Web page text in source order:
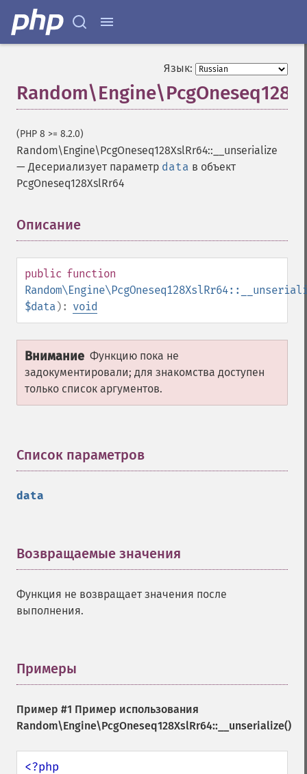
Язык:
(PHP 8 >= 8.2.0)
Random\Engine\PcgOneseq128XslRr64::__unserialize
—Десериализует параметр data в объект
PcgOneseq128XslRr64
Описание
public function
$data): void
Внимание Функцию пока не
задокументировали; для знакомства доступен
только список аргументов.
Список параметров
data
Возвращаемые значения
Функция не возвращает значения после
выполнения.
Примеры
Пример #1 Пример использования
Random\Engine\PcgOneseq128XslRr64::__unserialize()
<?php